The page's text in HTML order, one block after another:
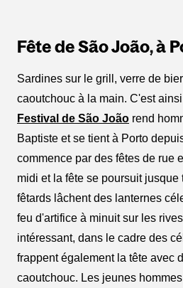
Fête de São João, à
Sardines sur le grill, verre de
caoutchouc à la main. C'est
Festival de São João rend
Baptiste et se tient à Porto
commence par des fêtes de rue
midi et la fête se poursuit jusque
fêtards lâchent des lanternes
feu d'artifice à minuit sur les
intéressant, dans le cadre des
frappent également la tête avec
caoutchouc. Les jeunes